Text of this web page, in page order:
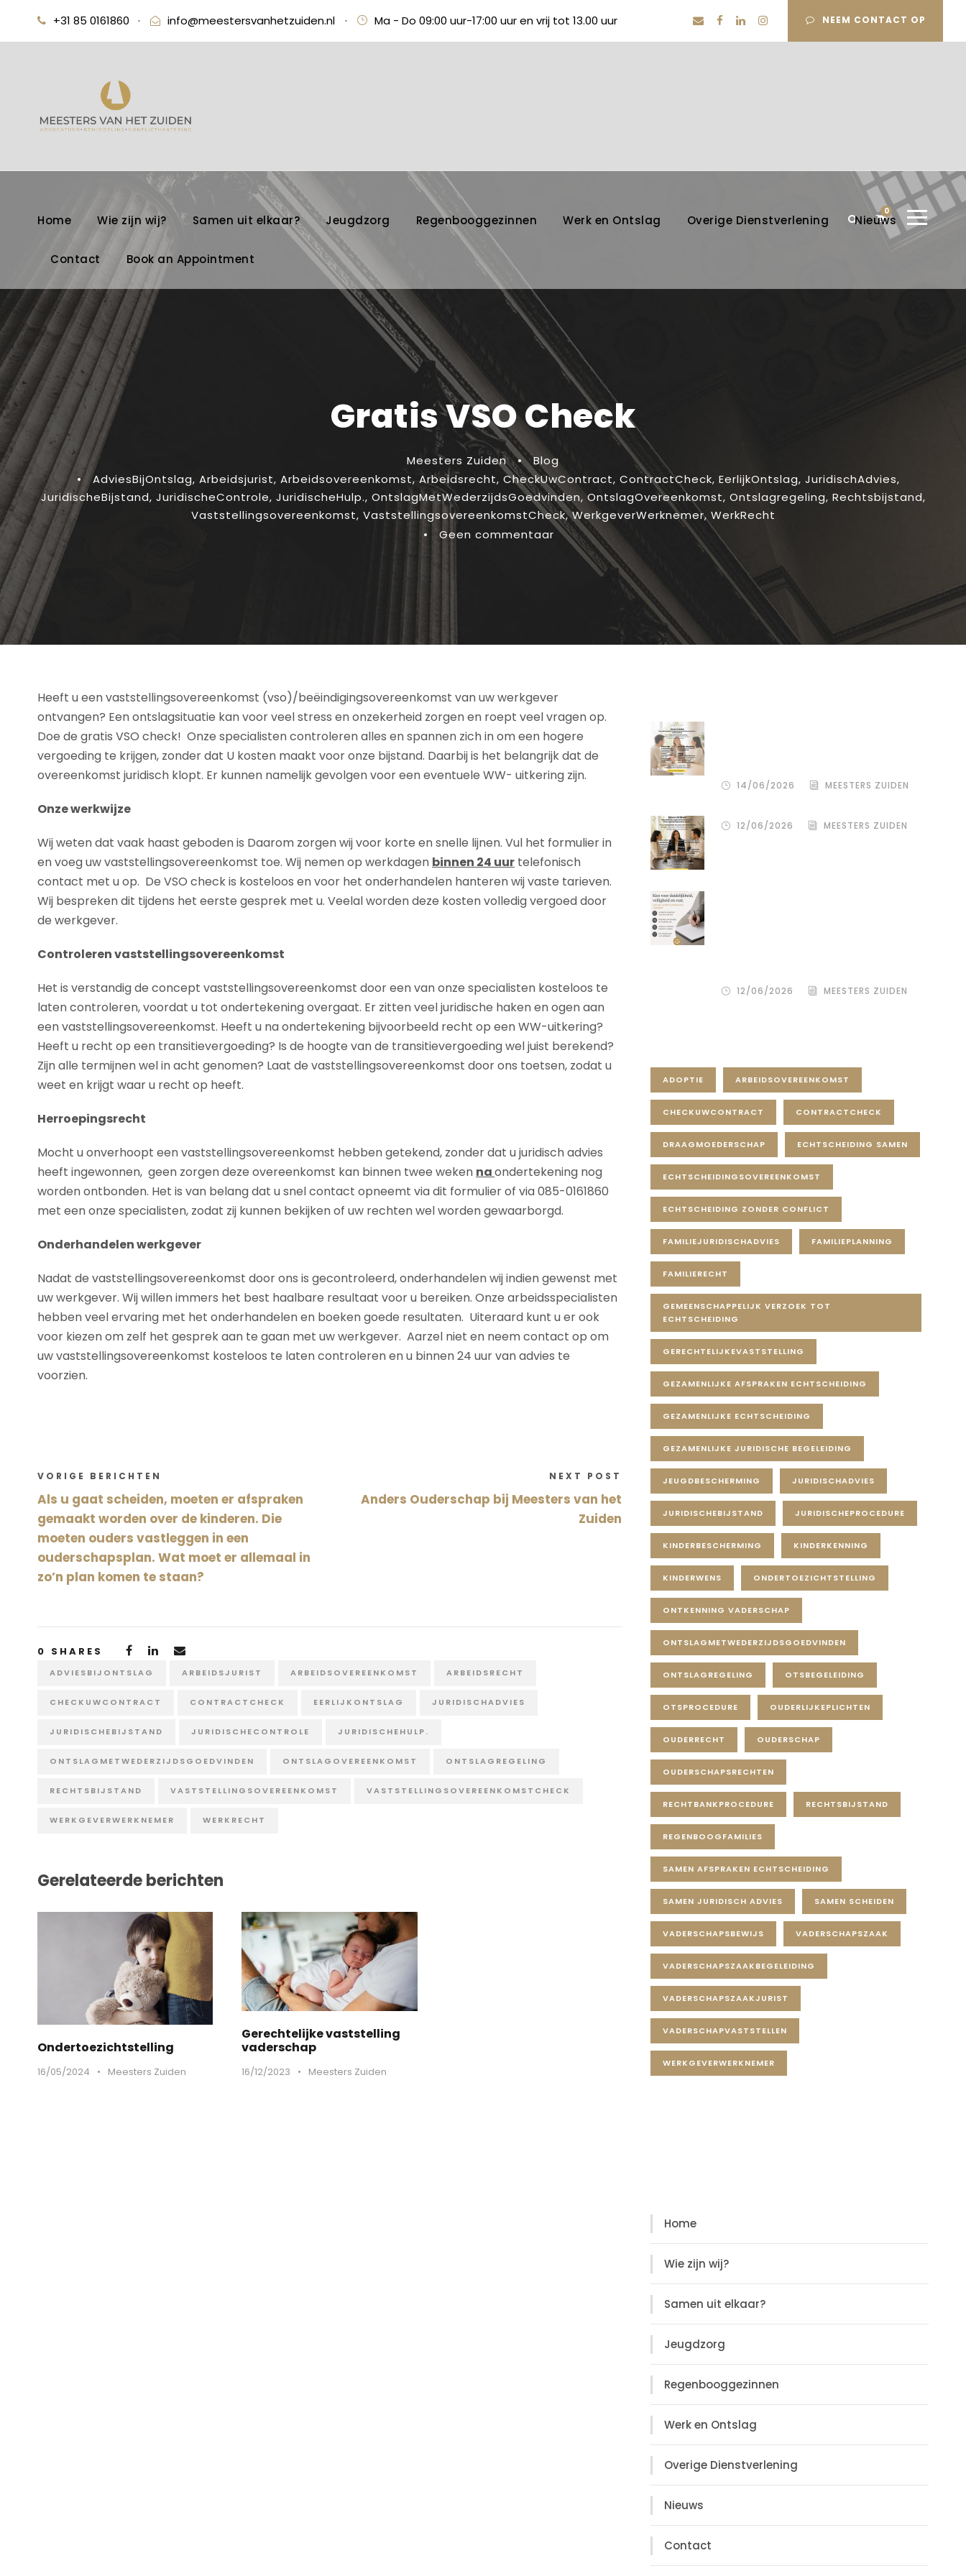
+31 85 0161860 · info@meestersvanhetzuiden.nl · Ma - Do 09:00 uur-17:00 uur en vrij tot 13.00 uur NEEM CONTACT OP
Home Wie zijn wij? Samen uit elkaar? Jeugdzorg Regenbooggezinnen Werk en Ontslag Overige Dienstverlening Nieuws
Contact Book an Appointment
0
Gratis VSO Check
Meesters Zuiden •
Blog
•
AdviesBijOntslag, Arbeidsjurist, Arbeidsovereenkomst, Arbeidsrecht, CheckUwContract, ContractCheck, EerlijkOntslag, JuridischAdvies,
JuridischeBijstand, JuridischeControle, JuridischeHulp., OntslagMetWederzijdsGoedvinden, OntslagOvereenkomst, Ontslagregeling, Rechtsbijstand,
Vaststellingsovereenkomst, VaststellingsovereenkomstCheck, WerkgeverWerknemer, WerkRecht
•
Geen commentaar
Heeft u een vaststellingsovereenkomst (vso)/beëindigingsovereenkomst van uw werkgever
ontvangen? Een ontslagsituatie kan voor veel stress en onzekerheid zorgen en roept veel vragen op.
Doe de gratis VSO check! Onze specialisten controleren alles en spannen zich in om een hogere
vergoeding te krijgen, zonder dat U kosten maakt voor onze bijstand. Daarbij is het belangrijk dat de
overeenkomst juridisch klopt. Er kunnen namelijk gevolgen voor een eventuele WW- uitkering zijn.
Onze werkwijze
Wij weten dat vaak haast geboden is Daarom zorgen wij voor korte en snelle lijnen. Vul het formulier in
en voeg uw vaststellingsovereenkomst toe. Wij nemen op werkdagen binnen 24 uur telefonisch
contact met u op. De VSO check is kosteloos en voor het onderhandelen hanteren wij vaste tarieven.
Wij bespreken dit tijdens het eerste gesprek met u. Veelal worden deze kosten volledig vergoed door
de werkgever.
Controleren vaststellingsovereenkomst
Het is verstandig de concept vaststellingsovereenkomst door een van onze specialisten kosteloos te
laten controleren, voordat u tot ondertekening overgaat. Er zitten veel juridische haken en ogen aan
een vaststellingsovereenkomst. Heeft u na ondertekening bijvoorbeeld recht op een WW-uitkering?
Heeft u recht op een transitievergoeding? Is de hoogte van de transitievergoeding wel juist berekend?
Zijn alle termijnen wel in acht genomen? Laat de vaststellingsovereenkomst door ons toetsen, zodat u
weet en krijgt waar u recht op heeft.
Herroepingsrecht
Mocht u onverhoopt een vaststellingsovereenkomst hebben getekend, zonder dat u juridisch advies
heeft ingewonnen, geen zorgen deze overeenkomst kan binnen twee weken naondertekening nog
worden ontbonden. Het is van belang dat u snel contact opneemt via dit formulier of via 085-0161860
met een onze specialisten, zodat zij kunnen bekijken of uw rechten wel worden gewaarborgd.
Onderhandelen werkgever
Nadat de vaststellingsovereenkomst door ons is gecontroleerd, onderhandelen wij indien gewenst met
uw werkgever. Wij willen immers het best haalbare resultaat voor u bereiken. Onze arbeidsspecialisten
hebben veel ervaring met het onderhandelen en boeken goede resultaten. Uiteraard kunt u er ook
voor kiezen om zelf het gesprek aan te gaan met uw werkgever. Aarzel niet en neem contact op om
uw vaststellingsovereenkomst kosteloos te laten controleren en u binnen 24 uur van advies te
voorzien.
VORIGE BERICHTEN
Als u gaat scheiden, moeten er afspraken
gemaakt worden over de kinderen. Die
moeten ouders vastleggen in een
ouderschapsplan. Wat moet er allemaal in
zo’n plan komen te staan?
NEXT POST
Anders Ouderschap bij Meesters van het
Zuiden
0 SHARES
ADVIESBIJONTSLAG ARBEIDSJURIST ARBEIDSOVEREENKOMST ARBEIDSRECHT
CHECKUWCONTRACT CONTRACTCHECK EERLIJKONTSLAG JURIDISCHADVIES
JURIDISCHEBIJSTAND JURIDISCHECONTROLE JURIDISCHEHULP.
ONTSLAGMETWEDERZIJDSGOEDVINDEN ONTSLAGOVEREENKOMST ONTSLAGREGELING
RECHTSBIJSTAND VASTSTELLINGSOVEREENKOMST VASTSTELLINGSOVEREENKOMSTCHECK
WERKGEVERWERKNEMER WERKRECHT
Gerelateerde berichten
Ondertoezichtstelling
16/05/2024 • Meesters Zuiden
Gerechtelijke vaststelling
vaderschap
16/12/2023 • Meesters Zuiden
14/06/2026 MEESTERS ZUIDEN
12/06/2026 MEESTERS ZUIDEN
12/06/2026 MEESTERS ZUIDEN
ADOPTIE ARBEIDSOVEREENKOMST
CHECKUWCONTRACT CONTRACTCHECK
DRAAGMOEDERSCHAP ECHTSCHEIDING SAMEN
ECHTSCHEIDINGSOVEREENKOMST
ECHTSCHEIDING ZONDER CONFLICT
FAMILIEJURIDISCHADVIES FAMILIEPLANNING
FAMILIERECHT
GEMEENSCHAPPELIJK VERZOEK TOT
ECHTSCHEIDING
GERECHTELIJKEVASTSTELLING
GEZAMENLIJKE AFSPRAKEN ECHTSCHEIDING
GEZAMENLIJKE ECHTSCHEIDING
GEZAMENLIJKE JURIDISCHE BEGELEIDING
JEUGDBESCHERMING JURIDISCHADVIES
JURIDISCHEBIJSTAND JURIDISCHEPROCEDURE
KINDERBESCHERMING KINDERKENNING
KINDERWENS ONDERTOEZICHTSTELLING
ONTKENNING VADERSCHAP
ONTSLAGMETWEDERZIJDSGOEDVINDEN
ONTSLAGREGELING OTSBEGELEIDING
OTSPROCEDURE OUDERLIJKEPLICHTEN
OUDERRECHT OUDERSCHAP
OUDERSCHAPSRECHTEN
RECHTBANKPROCEDURE RECHTSBIJSTAND
REGENBOOGFAMILIES
SAMEN AFSPRAKEN ECHTSCHEIDING
SAMEN JURIDISCH ADVIES SAMEN SCHEIDEN
VADERSCHAPSBEWIJS VADERSCHAPSZAAK
VADERSCHAPSZAAKBEGELEIDING
VADERSCHAPSZAAKJURIST
VADERSCHAPVASTSTELLEN
WERKGEVERWERKNEMER
Home
Wie zijn wij?
Samen uit elkaar?
Jeugdzorg
Regenbooggezinnen
Werk en Ontslag
Overige Dienstverlening
Nieuws
Contact